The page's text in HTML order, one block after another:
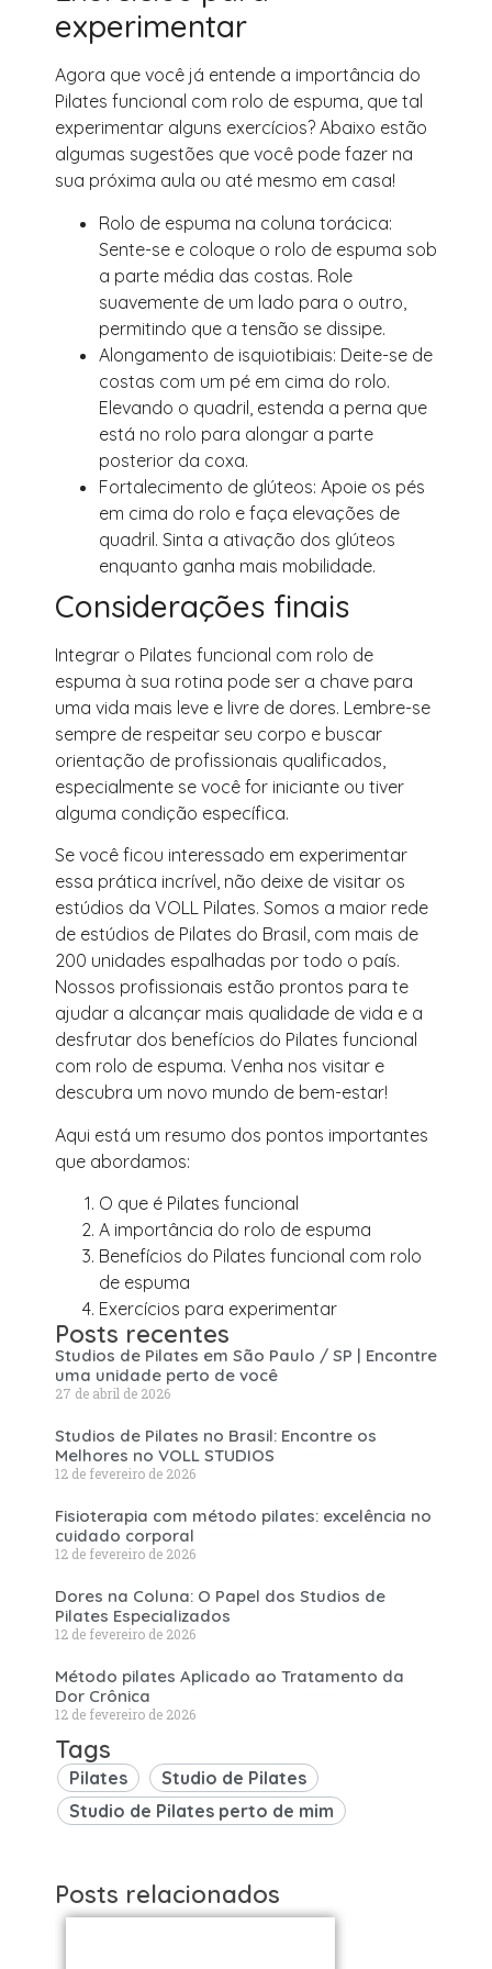
experimentar
Agora que você já entende a importância do
Pilates funcional com rolo de espuma, que tal
experimentar alguns exercícios? Abaixo estão
algumas sugestões que você pode fazer na
sua próxima aula ou até mesmo em casa!
Rolo de espuma na coluna torácica:
Sente-se e coloque o rolo de espuma sob
a parte média das costas. Role
suavemente de um lado para o outro,
permitindo que a tensão se dissipe.
Alongamento de isquiotibiais: Deite-se de
costas com um pé em cima do rolo.
Elevando o quadril, estenda a perna que
está no rolo para alongar a parte
posterior da coxa.
Fortalecimento de glúteos: Apoie os pés
em cima do rolo e faça elevações de
quadril. Sinta a ativação dos glúteos
enquanto ganha mais mobilidade.
Considerações finais
Integrar o Pilates funcional com rolo de
espuma à sua rotina pode ser a chave para
uma vida mais leve e livre de dores. Lembre-se
sempre de respeitar seu corpo e buscar
orientação de profissionais qualificados,
especialmente se você for iniciante ou tiver
alguma condição específica.
Se você ficou interessado em experimentar
essa prática incrível, não deixe de visitar os
estúdios da VOLL Pilates. Somos a maior rede
de estúdios de Pilates do Brasil, com mais de
200 unidades espalhadas por todo o país.
Nossos profissionais estão prontos para te
ajudar a alcançar mais qualidade de vida e a
desfrutar dos benefícios do Pilates funcional
com rolo de espuma. Venha nos visitar e
descubra um novo mundo de bem-estar!
Aqui está um resumo dos pontos importantes
que abordamos:
O que é Pilates funcional
A importância do rolo de espuma
Benefícios do Pilates funcional com rolo
de espuma
Exercícios para experimentar
Posts recentes
Studios de Pilates em São Paulo / SP | Encontre
uma unidade perto de você
27 de abril de 2026
Studios de Pilates no Brasil: Encontre os
Melhores no VOLL STUDIOS
12 de fevereiro de 2026
Fisioterapia com método pilates: excelência no
cuidado corporal
12 de fevereiro de 2026
Dores na Coluna: O Papel dos Studios de
Pilates Especializados
12 de fevereiro de 2026
Método pilates Aplicado ao Tratamento da
Dor Crônica
12 de fevereiro de 2026
Tags
Pilates
Studio de Pilates
Studio de Pilates perto de mim
Posts relacionados